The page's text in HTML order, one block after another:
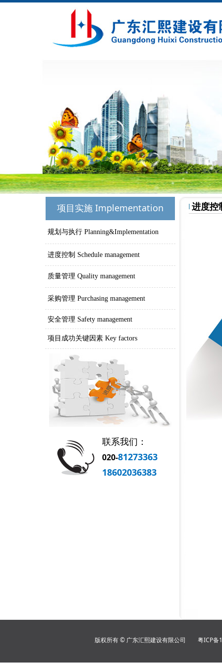
项目实施 Implementation
规划与执行 Planning&Implementation
进度控制 Schedule management
质量管理 Quality management
采购管理 Purchasing management
联系我们：
020-81273363
18602036383
进度控
安全管理 Safety management
项目成功关键因素 Key factors
版权所有 © 广东汇熙建设有限公司 粤ICP备